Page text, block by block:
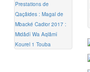
Prestations de
Qaçâides : Magal de
Mbacké Cadior 2017 :
Midâdî Wa Aqlâmî
Kourel 1 Touba